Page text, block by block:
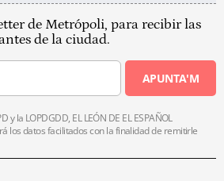
de Metrópoli, para recibir las
de la ciudad.
APUNTA'M
y la LOPDGDD, EL LEÓN DE EL ESPAÑOL
los datos facilitados con la finalidad de remitirle